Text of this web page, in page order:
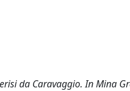
da Caravaggio. In Mina